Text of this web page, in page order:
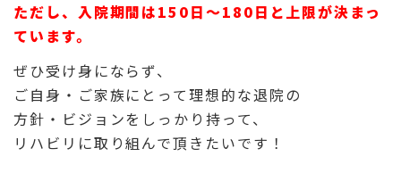
ただし、入院期間は150日～180日と上限が決まっ
ています。
ぜひ受け身にならず、
ご自身・ご家族にとって理想的な退院の
方針・ ビジョンをしっかり持って、
リハビリに取り組んで頂きたいです！